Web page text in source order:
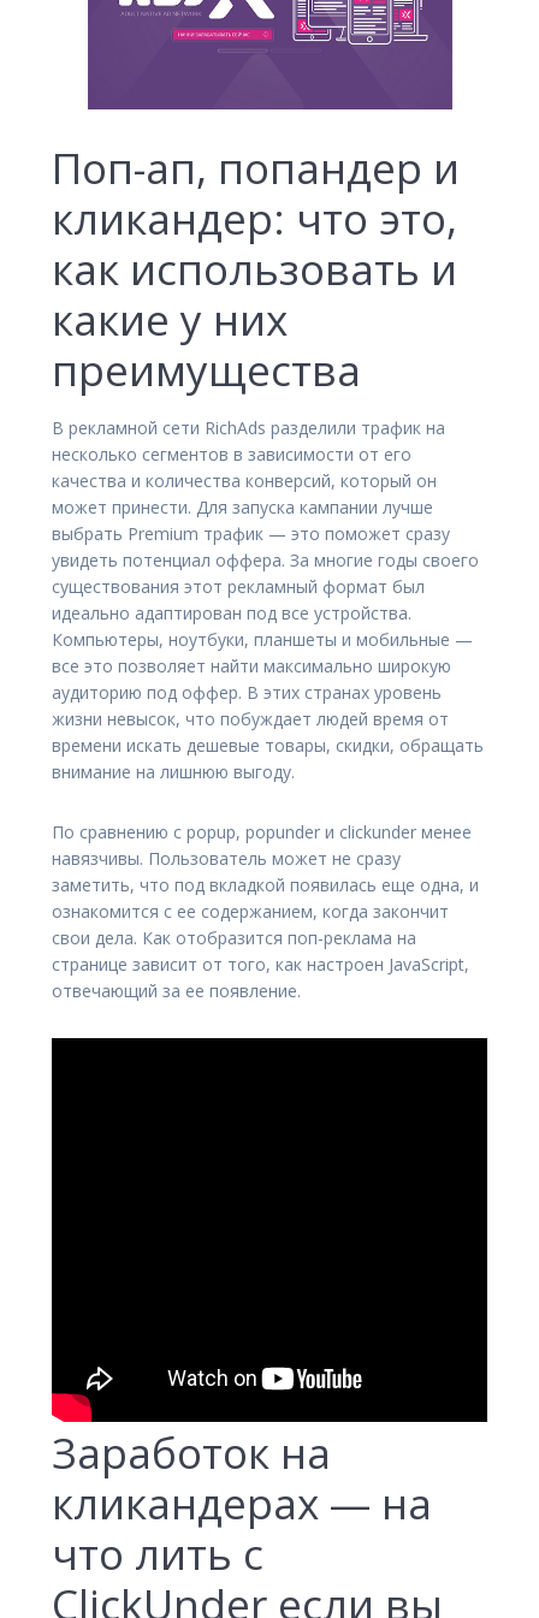
Поп-ап, попандер и
кликандер: что это,
как использовать и
какие у них
преимущества
В рекламной сети RichAds разделили трафик на
несколько сегментов в зависимости от его
качества и количества конверсий, который он
может принести. Для запуска кампании лучше
выбрать Premium трафик — это поможет сразу
увидеть потенциал оффера. За многие годы своего
существования этот рекламный формат был
идеально адаптирован под все устройства.
Компьютеры, ноутбуки, планшеты и мобильные —
все это позволяет найти максимально широкую
аудиторию под оффер. В этих странах уровень
жизни невысок, что побуждает людей время от
времени искать дешевые товары, скидки, обращать
внимание на лишнюю выгоду.
По сравнению с popup, popunder и clickunder менее
навязчивы. Пользователь может не сразу
заметить, что под вкладкой появилась еще одна, и
ознакомится с ее содержанием, когда закончит
свои дела. Как отобразится поп-реклама на
странице зависит от того, как настроен JavaScript,
отвечающий за ее появление.
Заработок на
кликандерах — на
что лить с
ClickUnder если вы